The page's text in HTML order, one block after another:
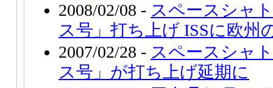
2008/02/08 - スペースシャ
ス号」打ち上げ ISSに欧州
2007/02/28 - スペースシャ
ス号」が打ち上げ延期に